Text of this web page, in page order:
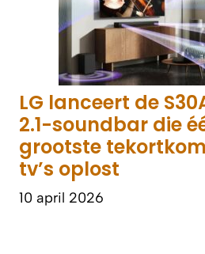
LG lanceert de
2.1-soundbar die
grootste
tv’s oplost
10 april 2026